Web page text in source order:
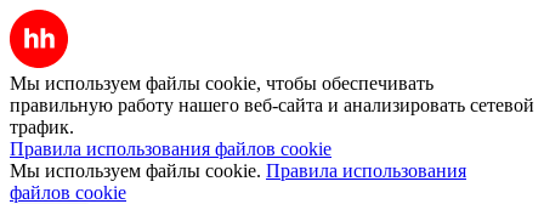
Мы используем файлы cookie, чтобы обеспечивать
правильную работу нашего веб-сайта и анализировать сетевой
трафик.
Правила использования файлов cookie
Мы используем файлы cookie. Правила использования
файлов cookie